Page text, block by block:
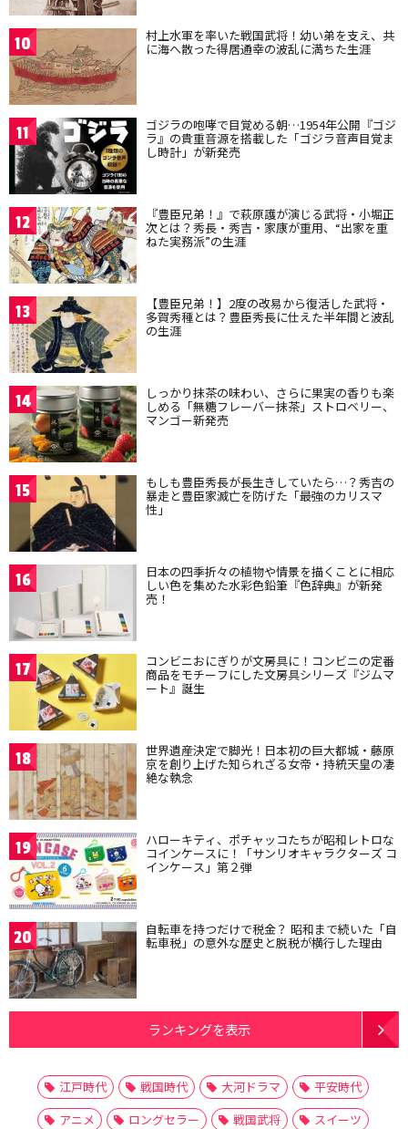
10 村上水軍を率いた戦国武将！幼い弟を支え、共
に海へ散った得居通幸の波乱に満ちた生涯
11 ゴジラの咆哮で目覚める朝…1954年公開『ゴジ
ラ』の貴重音源を搭載した「ゴジラ音声目覚ま
し時計」が新発売
12 『豊臣兄弟！』で萩原護が演じる武将・小堀正
次とは？秀長・秀吉・家康が重用、“出家を重
ねた実務派”の生涯
13 【豊臣兄弟！】2度の改易から復活した武将・
多賀秀種とは？豊臣秀長に仕えた半年間と波乱
の生涯
14 しっかり抹茶の味わい、さらに果実の香りも楽
しめる「無糖フレーバー抹茶」ストロベリー、
マンゴー新発売
15 もしも豊臣秀長が長生きしていたら…？秀吉の
暴走と豊臣家滅亡を防げた「最強のカリスマ
性」
16 日本の四季折々の植物や情景を描くことに相応
しい色を集めた水彩色鉛筆『色辞典』が新発
売！
17 コンビニおにぎりが文房具に！コンビニの定番
商品をモチーフにした文房具シリーズ『ジムマ
ート』誕生
18 世界遺産決定で脚光！日本初の巨大都城・藤原
京を創り上げた知られざる女帝・持統天皇の凄
絶な執念
19 ハローキティ、ポチャッコたちが昭和レトロな
コインケースに！「サンリオキャラクターズ コ
インケース」第２弾
20 自転車を持つだけで税金？ 昭和まで続いた「自
転車税」の意外な歴史と脱税が横行した理由
ランキングを表示
江戸時代 戦国時代 大河ドラマ
平安時代
アニメ
ロングセラー 戦国武将
スイーツ